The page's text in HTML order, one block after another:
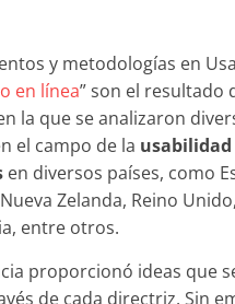
y metodologías en
en línea” son el resultado
la que se analizaron
el campo de la
en diversos países, como
Zelanda, Reino Unido,
entre otros.
proporcionó ideas que
de cada directriz. Sin